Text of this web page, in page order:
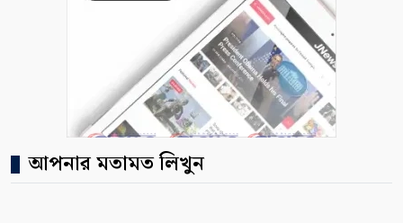
আপনার মতামত লিখুন